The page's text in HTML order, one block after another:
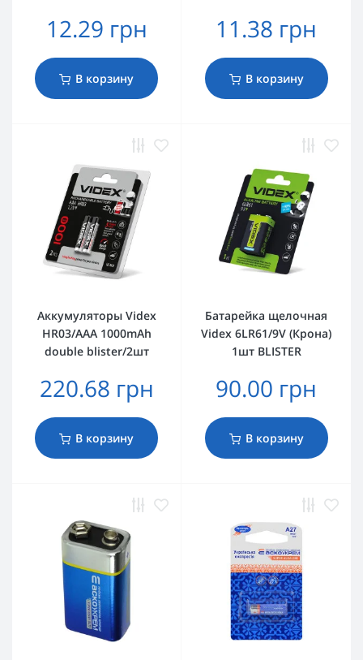
12.29 грн
В корзину
11.38 грн
В корзину
Аккумуляторы Videx
HR03/AAA 1000mAh
double blister/2шт
220.68 грн
В корзину
Батарейка щелочная
Videx 6LR61/9V (Крона)
1шт BLISTER
90.00 грн
В корзину